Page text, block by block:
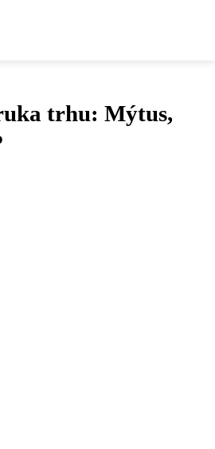
trhu: Mýtus,